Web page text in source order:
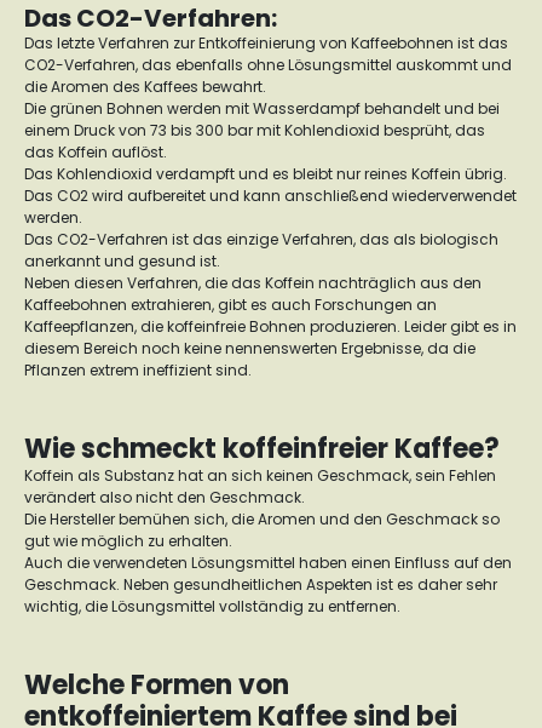
Das CO2-Verfahren:
Das letzte Verfahren zur Entkoffeinierung von Kaffeebohnen ist das
CO2-Verfahren, das ebenfalls ohne Lösungsmittel auskommt und
die Aromen des Kaffees bewahrt.
Die grünen Bohnen werden mit Wasserdampf behandelt und bei
einem Druck von 73 bis 300 bar mit Kohlendioxid besprüht, das
das Koffein auflöst.
Das Kohlendioxid verdampft und es bleibt nur reines Koffein übrig.
Das CO2 wird aufbereitet und kann anschließend wiederverwendet
werden.
Das CO2-Verfahren ist das einzige Verfahren, das als biologisch
anerkannt und gesund ist.
Neben diesen Verfahren, die das Koffein nachträglich aus den
Kaffeebohnen extrahieren, gibt es auch Forschungen an
Kaffeepflanzen, die koffeinfreie Bohnen produzieren. Leider gibt es in
diesem Bereich noch keine nennenswerten Ergebnisse, da die
Pflanzen extrem ineffizient sind.
Wie schmeckt koffeinfreier Kaffee?
Koffein als Substanz hat an sich keinen Geschmack, sein Fehlen
verändert also nicht den Geschmack.
Die Hersteller bemühen sich, die Aromen und den Geschmack so
gut wie möglich zu erhalten.
Auch die verwendeten Lösungsmittel haben einen Einfluss auf den
Geschmack. Neben gesundheitlichen Aspekten ist es daher sehr
wichtig, die Lösungsmittel vollständig zu entfernen.
Welche Formen von
entkoffeiniertem Kaffee sind bei